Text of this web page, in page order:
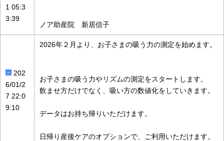
1 05:3
3:39
ノア助産院 新居信子
202
6/01/2
7 22:0
9:10
2026年２月より、お子さまの吸う力の測定を始めます。
お子さまの吸う力やリズムの測定をスタートします。
飲ませ方だけでなく、吸い方の数値化をしていきます。
データはお持ち帰りいただけます。
日帰り産後ケアのオプションで、ご利用いただけます。